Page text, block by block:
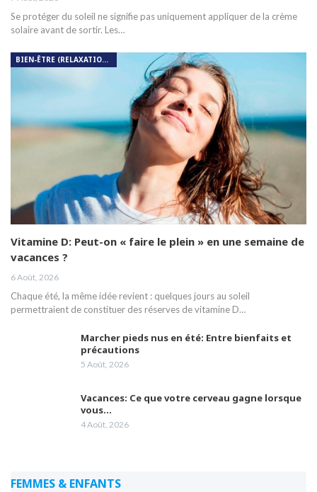
Se protéger du soleil ne signifie pas uniquement appliquer de la crème
solaire avant de sortir. Les…
BIEN-ÊTRE (RELAXATION, MÉDITATION, SOIN DU CORPS)
Vitamine D: Peut-on « faire le plein » en une semaine de
vacances ?
6 Août, 2026
Chaque été, la même idée revient : quelques jours au soleil
permettraient de constituer des réserves de vitamine D…
Marcher pieds nus en été: Entre bienfaits et
précautions
5 Août, 2026
Vacances: Ce que votre cerveau gagne lorsque
vous…
4 Août, 2026
FEMMES & ENFANTS